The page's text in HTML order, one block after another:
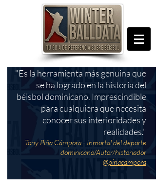
"Es la herramienta más genuina que
se ha logrado en la historia del
béisbol dominicano. Imprescindible
para cualquiera que necesita
conocer sus interioridades y
realidades."
Tony Piña Cámpora - Inmortal del deporte
dominicano/Autor/historiador
@pinacampora